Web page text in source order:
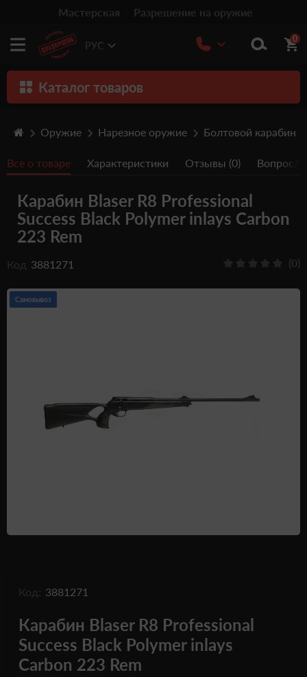
Мастерская Разрешение на оружие
РУС
0
Каталог товаров
Травматическое оружие
Пистолеты
Оптика
Релоадинг патронов
Оружие Нарезное оружие Болтовой карабин
Все о товаре Характеристики Отзывы (0) Вопрос/
Карабин Blaser R8 Professional
Success Black Polymer inlays Carbon
223 Rem
Код 3881271 (0)
Самовывоз
Код: 3881271
Карабин Blaser R8 Professional
Success Black Polymer inlays
Carbon 223 Rem